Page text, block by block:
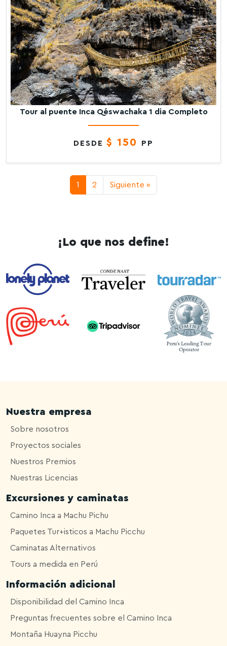
Tour al puente Inca Q´eswachaka 1 dia Completo
DESDE $ 150 PP
1 2 Siguiente »
¡Lo que nos define!
Nuestra empresa
Sobre nosotros
Proyectos sociales
Nuestros Premios
Nuestras Licencias
Excursiones y caminatas
Camino Inca a Machu Pichu
Paquetes Tur+isticos a Machu Picchu
Caminatas Alternativos
Tours a medida en Perú
Información adicional
Disponibilidad del Camino Inca
Preguntas frecuentes sobre el Camino Inca
Montaña Huayna Picchu